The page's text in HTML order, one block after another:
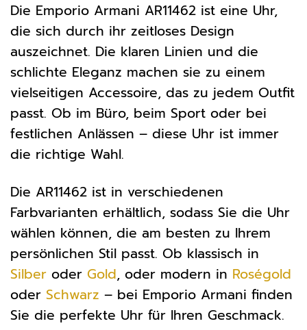
Die Emporio Armani AR11462 ist eine Uhr,
die sich durch ihr zeitloses Design
auszeichnet. Die klaren Linien und die
schlichte Eleganz machen sie zu einem
vielseitigen Accessoire, das zu jedem Outfit
passt. Ob im Büro, beim Sport oder bei
festlichen Anlässen – diese Uhr ist immer
die richtige Wahl.
Die AR11462 ist in verschiedenen
Farbvarianten erhältlich, sodass Sie die Uhr
wählen können, die am besten zu Ihrem
persönlichen Stil passt. Ob klassisch in
Silber oder Gold, oder modern in Roségold
oder Schwarz – bei Emporio Armani finden
Sie die perfekte Uhr für Ihren Geschmack.